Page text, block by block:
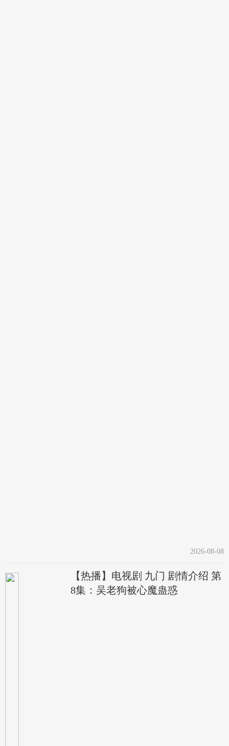
2026-08-08
【热播】电视剧 九门 剧情介绍 第
8集：吴老狗被心魔蛊惑